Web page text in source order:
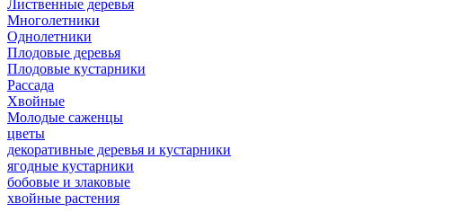
Лиственные деревья
Многолетники
Однолетники
Плодовые деревья
Плодовые кустарники
Рассада
Хвойные
Молодые саженцы
цветы
декоративные деревья и кустарники
ягодные кустарники
бобовые и злаковые
хвойные растения